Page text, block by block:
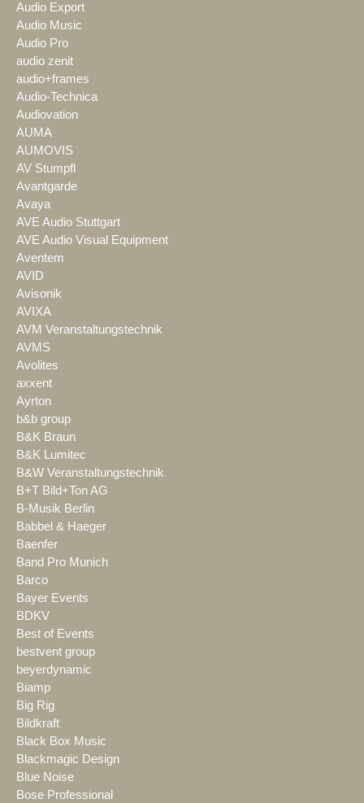
Audio Export
Audio Music
Audio Pro
audio zenit
audio+frames
Audio-Technica
Audiovation
AUMA
AUMOVIS
AV Stumpfl
Avantgarde
Avaya
AVE Audio Stuttgart
AVE Audio Visual Equipment
Aventem
AVID
Avisonik
AVIXA
AVM Veranstaltungstechnik
AVMS
Avolites
axxent
Ayrton
b&b group
B&K Braun
B&K Lumitec
B&W Veranstaltungstechnik
B+T Bild+Ton AG
B-Musik Berlin
Babbel & Haeger
Baenfer
Band Pro Munich
Barco
Bayer Events
BDKV
Best of Events
bestvent group
beyerdynamic
Biamp
Big Rig
Bildkraft
Black Box Music
Blackmagic Design
Blue Noise
Bose Professional